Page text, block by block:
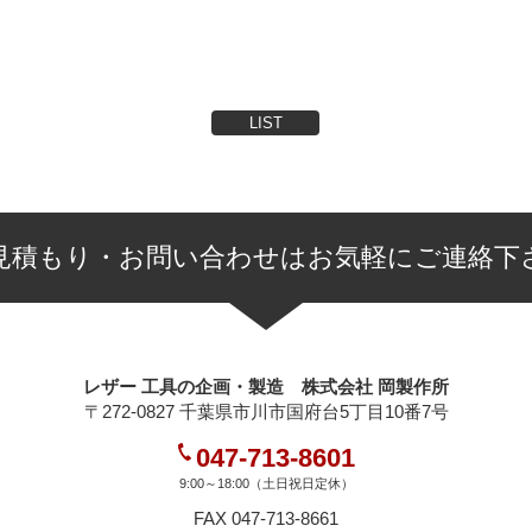
LIST
積もり・お問い合わせはお気軽にご連絡下
レザー 工具の企画・製造 株式会社 岡製作所
〒272-0827 千葉県市川市国府台5丁目10番7号
047-713-8601
9:00～18:00（土日祝日定休）
FAX 047-713-8661